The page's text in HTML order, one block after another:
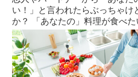
い！」と言われたらぶっちゃけ
か？ 「あなたの」料理が食べたいと言われて素
直に嬉しいという気持ち